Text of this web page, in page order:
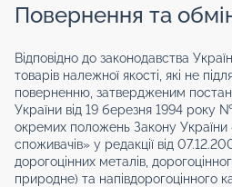
Повернення та
Відповідно до законодавства
товарів належної якості, які не
поверненню, затвердженим
України від 19 березня 1994 року
окремих положень Закону
споживачів» у редакції від
дорогоцінних металів,
природне) та напівдорогоцінного